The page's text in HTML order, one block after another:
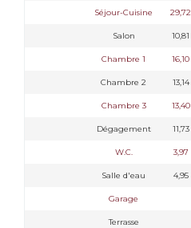
Séjour-Cuisine 29,72
Salon 10,81
Chambre 1 16,10
Chambre 2 13,14
Chambre 3 13,40
Dégagement 11,73
W.C. 3,97
Salle d'eau 4,95
Garage
Terrasse